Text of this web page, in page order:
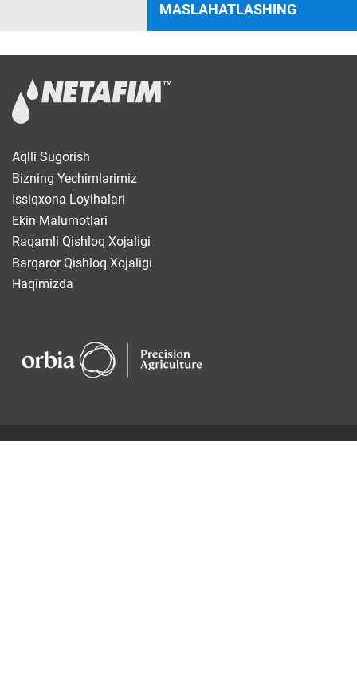
MASLAHATLASHING
Aqlli Sugorish
Bizning Yechimlarimiz
Issiqxona Loyihalari
Ekin Malumotlari
Raqamli Qishloq Xojaligi
Barqaror Qishloq Xojaligi
Haqimizda